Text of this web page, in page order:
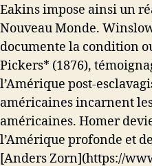
Eakins impose ainsi un
Nouveau Monde.
documente la condition
Pickers* (1876),
l’Amérique post-
américaines incarnent
américaines. Homer
l’Amérique profonde et
[Anders Zorn](https://